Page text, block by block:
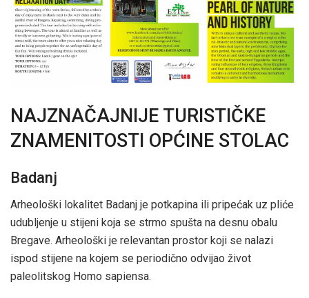
NAJZNAČAJNIJE TURISTIČKE
ZNAMENITOSTI OPĆINE STOLAC
Badanj
Arheološki lokalitet Badanj je potkapina ili pripećak uz pliće
udubljenje u stijeni koja se strmo spušta na desnu obalu
Bregave. Arheološki je relevantan prostor koji se nalazi
ispod stijene na kojem se periodično odvijao život
paleolitskog Homo sapiensa.